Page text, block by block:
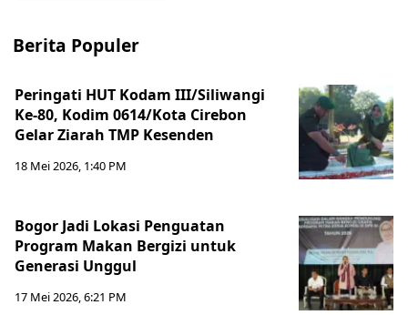
Berita Populer
Peringati HUT Kodam III/Siliwangi
Ke-80, Kodim 0614/Kota Cirebon
Gelar Ziarah TMP Kesenden
18 Mei 2026, 1:40 PM
Bogor Jadi Lokasi Penguatan
Program Makan Bergizi untuk
Generasi Unggul
17 Mei 2026, 6:21 PM